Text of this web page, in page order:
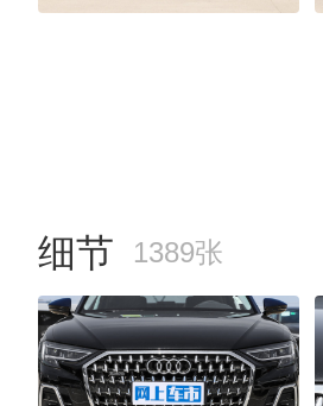
细节 1389张